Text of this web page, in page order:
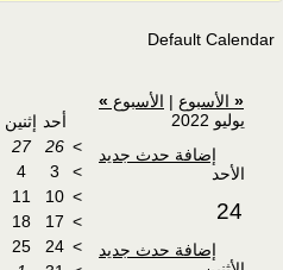
Default Calendar
« الأسبوع | الأسبوع »
يوليو 2022
إضافة حدث جديد
الأحد
24
إضافة حدث جديد
أحد إثنين
>
26
27
>
3
4
>
10
11
>
17
18
>
24
25